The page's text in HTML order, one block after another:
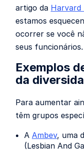
artigo da Harvard
estamos
ocorrer se você
seus funcionários.
Exemplos
da
Para aumentar
têm grupos
A Ambev, uma
(Lesbian And